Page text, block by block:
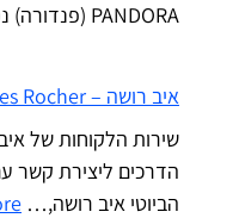
PANDORA (פנדורה) נמכרים ביותר…
איב רושה – Yves Rocher טלפון – שירות לקוחות
הדרכים ליצירת קשר
הביוטי איב רושה,…